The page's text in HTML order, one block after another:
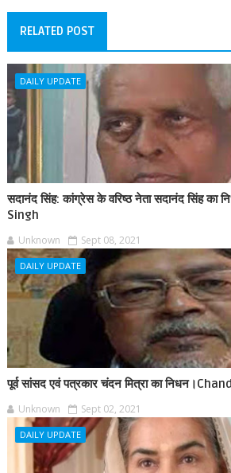
RELATED POST
DAILY UPDATE
सदानंद सिंह: कांग्रेस के वरिष्ठ नेता सदानंद सिंह का
Singh
Unknown Sept 08, 2021
DAILY UPDATE
पूर्व सांसद एवं पत्रकार चंदन मित्रा का
Unknown Sept 02, 2021
DAILY UPDATE